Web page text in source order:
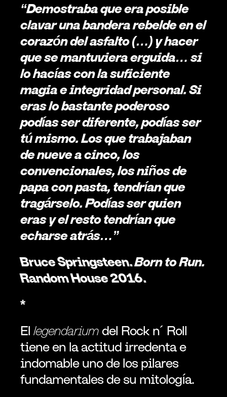
“Demostraba que era posible
clavar una bandera rebelde en el
corazón del asfalto (…) y hacer
que se mantuviera erguida… si
lo hacías con la suficiente
magia e integridad personal. Si
eras lo bastante poderoso
podías ser diferente, podías ser
tú mismo. Los que trabajaban
de nueve a cinco, los
convencionales, los niños de
papa con pasta, tendrían que
tragárselo. Podías ser quien
eras y el resto tendrían que
echarse atrás…”
Bruce Springsteen.
Random House 2016.
*
El legendarium del Rock n´ Roll
tiene en la actitud irredenta e
indomable uno de los pilares
fundamentales de su mitología.